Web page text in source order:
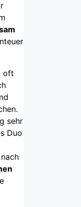
oft
sehr
Duo